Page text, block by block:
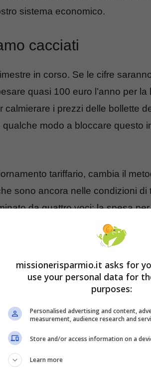
sistema economico.
cacciati
in corso. Se le cifre
quasi 100 euro l’anno per la
i prezzi delle bollette
modo a bloccare questo
tariffario, cambia il
sono ancora nelle condizioni di
da quattro voci: la spesa
contatore, la spesa per gli oneri
gas. L’ente ha deciso di
mercato all’ingrosso ma la
la frequenza di
L’intervento adottato mira a
del gas risente della
missionerisparmio.it asks for
use your personal data for
purposes:
Personalised advertising and content,
measurement, audience research and
Store and/or access information on a
Learn more